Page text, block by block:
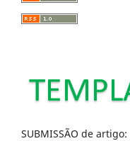
SUBMISSÃO de artigo: